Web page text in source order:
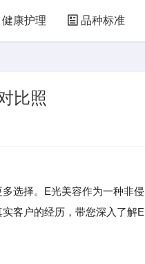
健康护理 品种标准
比照
选择。E光美容作为一种非侵
客户的经历，带您深入了解E